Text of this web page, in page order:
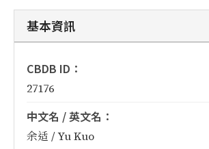
基本資訊
CBDB ID：
27176
中文名 / 英文名：
余适 / Yu Kuo